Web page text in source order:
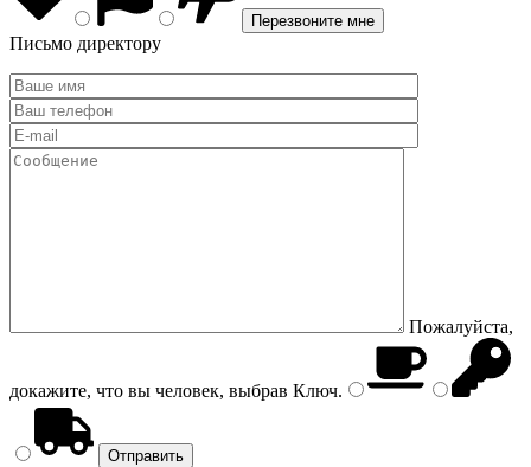
Письмо директору
Пожалуйста,
докажите, что вы человек, выбрав Ключ.